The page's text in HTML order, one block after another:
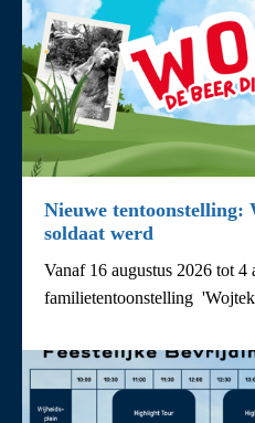
Nieuwe tentoonstelling:
soldaat werd
Vanaf 16 augustus 2026 tot 4
familietentoonstelling